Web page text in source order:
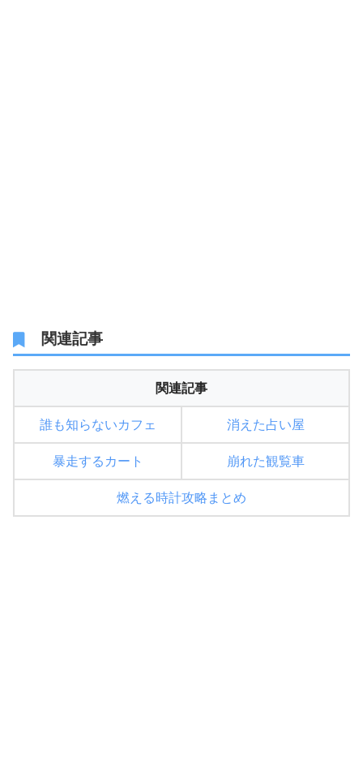
関連記事
関連記事
誰も知らないカフェ 消えた占い屋
暴走するカート 崩れた観覧車
燃える時計攻略まとめ